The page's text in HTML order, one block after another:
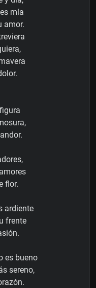
mía
amor.
flor.
ardiente
frente
es bueno
sereno,